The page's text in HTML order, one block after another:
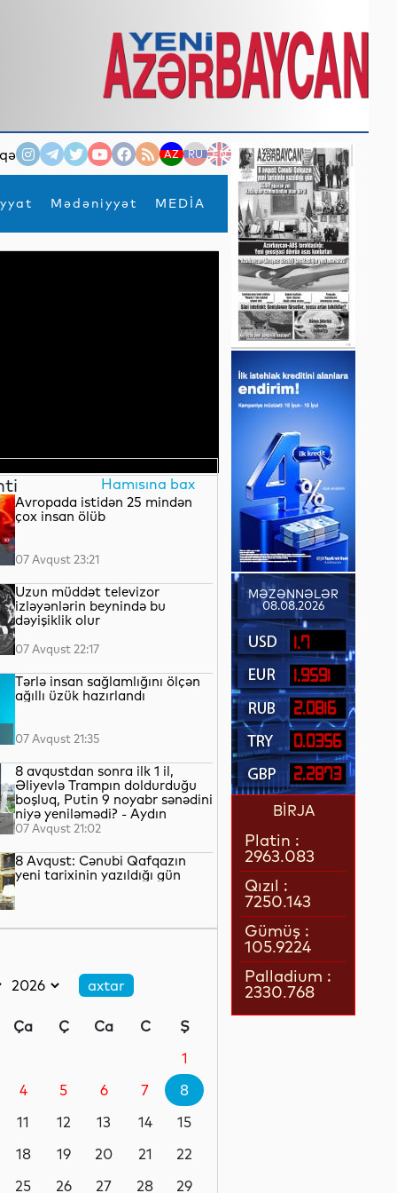
AZ RU EN
Mədəniyyət MEDİA
×
Hamısına bax
Avropada istidən 25 mindən
çox insan ölüb
07 Avqust 23:21
Uzun müddət televizor
izləyənlərin beynində bu
dəyişiklik olur
07 Avqust 22:17
Tərlə insan sağlamlığını ölçən
ağıllı üzük hazırlandı
07 Avqust 21:35
8 avqustdan sonra ilk 1 il,
Əliyevlə Trampın doldurduğu
boşluq, Putin 9 noyabr sənədini
niyə yeniləmədi? - Aydın
QULİYEV yazır...
07 Avqust 21:02
8 Avqust: Cənubi Qafqazın
yeni tarixinin yazıldığı gün
konturları
Paşinyan niyə üzr istəmişdi?
07 Avqust 20:41
ÜST legioner xəstəliyinin
07 Avqust 20:17
Ça Ç Ca C
Ş
1
4 5 6 7
8
11 12 13 14
15
18 19 20 21
22
25 26 27 28
29
MƏZƏNNƏLƏR
08.08.2026
1.7
1.9591
2.0816
0.0356
2.2873
BİRJA
Platin :
2963.083
Qızıl :
7250.143
Gümüş :
105.9224
Palladium :
2330.768